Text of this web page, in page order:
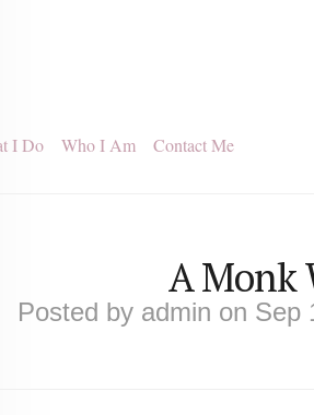
I Do Who I Am Contact Me
A Monk
Posted by admin on Sep